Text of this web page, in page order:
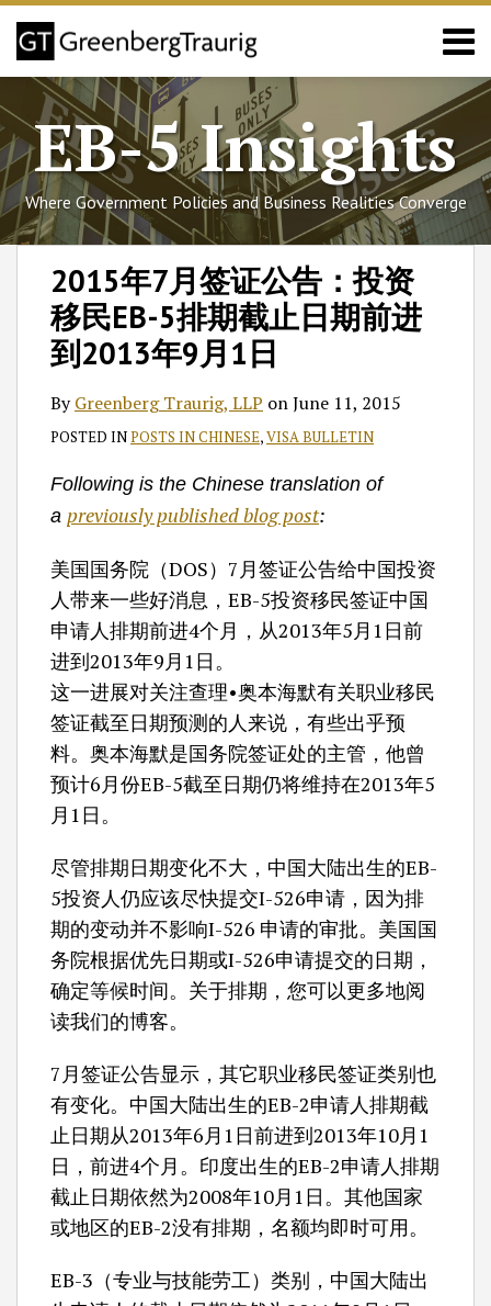
Skip
content
Menu
Home
About
Services
Events
Published
Articles
Media
Coverage
Contact
Search
EB-5 Insights
Where Government Policies and Business Realities Converge
2015年7月签证公告：投资
移民EB-5排期截止日期前进
到2013年9月1日
ByGreenberg Traurig, LLP onJune 11, 2015
POSTED INPOSTS IN CHINESE,VISA BULLETIN
Following is the Chinese translation of
a previously published blogpost:
美国国务院（DOS）7月签证公告给中国投资
人带来一些好消息，EB-5投资移民签证中国
申请人排期前进4个月，从2013年5月1日前
进到2013年9月1日。
这一进展对关注查理•奥本海默有关职业移民
签证截至日期预测的人来说，有些出乎预
料。奥本海默是国务院签证处的主管，他曾
预计6月份EB-5截至日期仍将维持在2013年5
月1日。
尽管排期日期变化不大，中国大陆出生的EB-
5投资人仍应该尽快提交I-526申请，因为排
期的变动并不影响I-526 申请的审批。美国国
务院根据优先日期或I-526申请提交的日期，
确定等候时间。关于排期，您可以更多地阅
读我们的博客。
7月签证公告显示，其它职业移民签证类别也
有变化。中国大陆出生的EB-2申请人排期截
止日期从2013年6月1日前进到2013年10月1
日，前进4个月。印度出生的EB-2申请人排期
截止日期依然为2008年10月1日。其他国家
或地区的EB-2没有排期，名额均即时可用。
EB-3（专业与技能劳工）类别，中国大陆出
Print:
LinkedIn
Follow
Twitter
Join
Discussion
Facebook
Subscribe
blog
View
GT's
LinkedIn
Profile
Category
SHOW/HIDE